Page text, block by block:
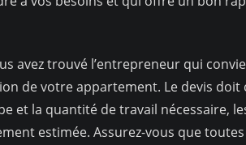
avez trouvé l’entrepreneur qui
de votre appartement. Le devis
et la quantité de travail nécessaire,
estimée. Assurez-vous que